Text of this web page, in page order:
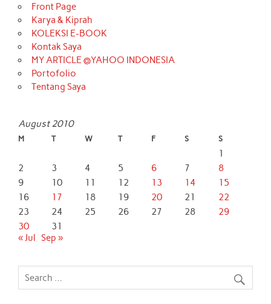
Front Page
Karya & Kiprah
KOLEKSI E-BOOK
Kontak Saya
MY ARTICLE @YAHOO INDONESIA
Portofolio
Tentang Saya
August 2010
M T W T F S S
1
2
3 4 5 6 7
8
9
10 11 12 13 14
15
16
17 18 19 20 21
22
23
24 25 26 27 28
29
30
31
« Jul
Sep »